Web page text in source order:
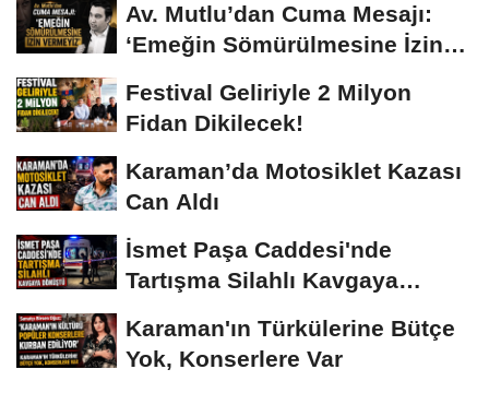
Av. Mutlu’dan Cuma Mesajı:
‘Emeğin Sömürülmesine İzin
Festival Geliriyle 2 Milyon
Fidan Dikilecek!
Karaman’da Motosiklet Kazası
Can Aldı
İsmet Paşa Caddesi'nde
Tartışma Silahlı Kavgaya
Karaman'ın Türkülerine Bütçe
Yok, Konserlere Var